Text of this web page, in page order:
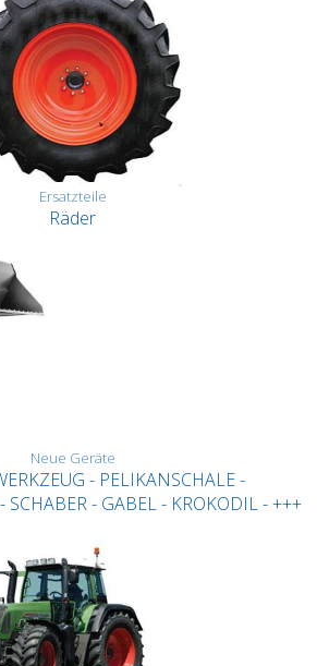
Ersatzteile
Räder
Neue Geräte
- PELIKANSCHALE -
- GABEL - KROKODIL - +++